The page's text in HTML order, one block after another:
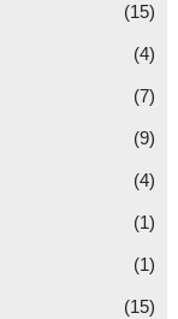
(15)
(4)
(7)
(9)
(4)
(1)
(1)
(15)